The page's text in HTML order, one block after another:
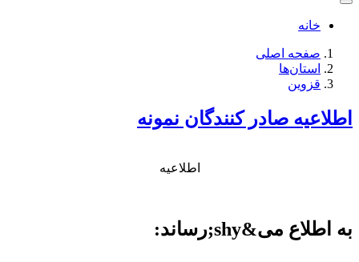
خانه
صفحه اصلی
استان‌ها
قزوين
اطلاعیه صادر كنندگان نمونه
اطلاعیه
به اطلاع می&shy;رساند: